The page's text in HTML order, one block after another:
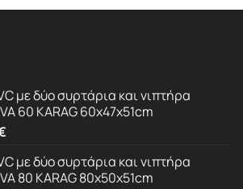
με δύο συρτάρια και νιπτήρα
60 KARAG 60x47x51cm
με δύο συρτάρια και νιπτήρα
80 KARAG 80x50x51cm